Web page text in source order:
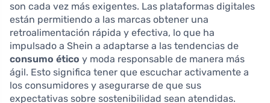
son cada vez más exigentes. Las plataformas digitales
están permitiendo a las marcas obtener una
retroalimentación rápida y efectiva, lo que ha
impulsado a Shein a adaptarse a las tendencias de
consumo ético y moda responsable de manera más
ágil. Esto significa tener que escuchar activamente a
los consumidores y asegurarse de que sus
expectativas sobre sostenibilidad sean atendidas.